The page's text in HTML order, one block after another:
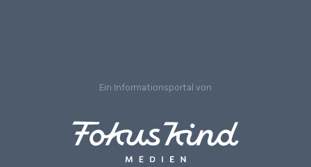
Ein Informationsportal von